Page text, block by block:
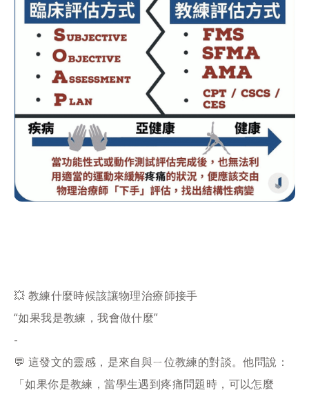
💥 教練什麼時候該讓物理治療師接手
“如果我是教練，我會做什麼”
-
💬 這發文的靈感，是來自與ㄧ位教練的對談。他問說：
「如果你是教練，當學生遇到疼痛問題時，可以怎麼